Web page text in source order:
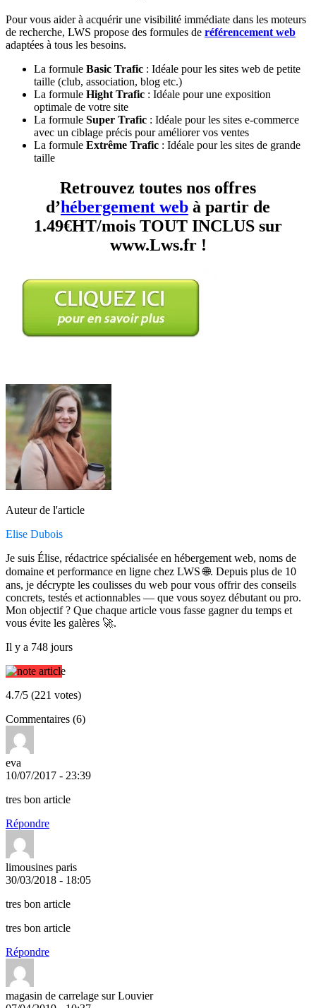
Pour vous aider à acquérir une visibilité immédiate dans les moteurs
de recherche, LWS propose des formules de référencement web
adaptées à tous les besoins.
La formule Basic Trafic : Idéale pour les sites web de petite
taille (club, association, blog etc.)
La formule Hight Trafic : Idéale pour une exposition
optimale de votre site
La formule Super Trafic : Idéale pour les sites e-commerce
avec un ciblage précis pour améliorer vos ventes
La formule Extrême Trafic : Idéale pour les sites de grande
taille
Retrouvez toutes nos offres
d’hébergement web à partir de
1.49€HT/mois TOUT INCLUS sur
www.Lws.fr !
Auteur de l'article
Elise Dubois
Je suis Élise, rédactrice spécialisée en hébergement web, noms de
domaine et performance en ligne chez LWS 🌐. Depuis plus de 10
ans, je décrypte les coulisses du web pour vous offrir des conseils
concrets, testés et actionnables — que vous soyez débutant ou pro.
Mon objectif ? Que chaque article vous fasse gagner du temps et
vous évite les galères 🚀.
Il y a 748 jours
4.7/5 (221 votes)
Commentaires (6)
eva
10/07/2017 - 23:39
tres bon article
Répondre
limousines paris
30/03/2018 - 18:05
tres bon article
tres bon article
Répondre
magasin de carrelage sur Louvier